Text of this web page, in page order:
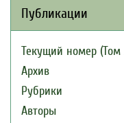
Публикации
Текущий номер (Том
Архив
Рубрики
Авторы